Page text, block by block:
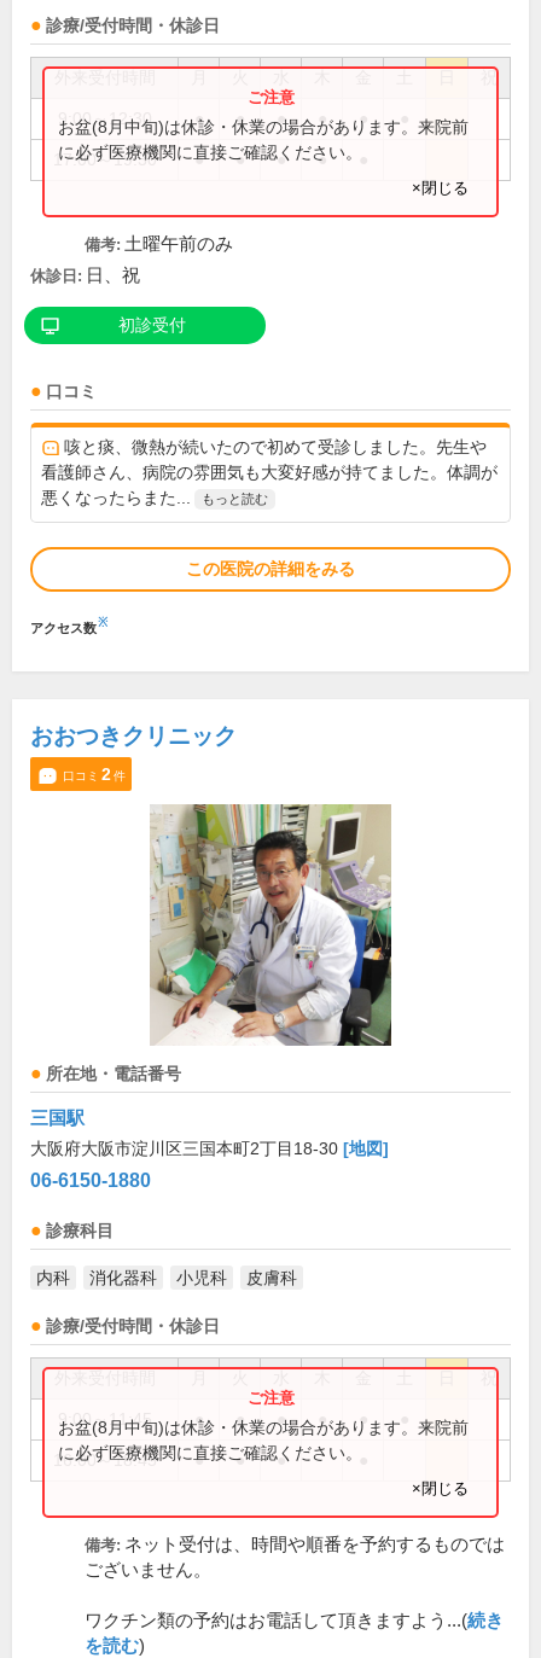
診療/受付時間・休診日
祝
9:00～12:30 ● ● ● ● ●
17:00～19:30 ● ● ● ●
お盆(8月中旬)は休診・休業の場合があります。来院前
に必ず医療機関に直接ご確認ください。
×閉じる
備考: 土曜午前のみ
休診日: 日、祝
初診受付
口コミ
咳と痰、微熱が続いたので初めて受診しました。先生や
看護師さん、病院の雰囲気も大変好感が持てました。体調が
悪くなったらまた...
もっと読む
この医院の詳細をみる
アクセス数※
おおつきクリニック
口コミ 2件
所在地・電話番号
三国駅
大阪府大阪市淀川区三国本町2丁目18-30 [地図]
06-6150-1880
診療科目
内科 消化器科 小児科 皮膚科
診療/受付時間・休診日
祝
9:00～11:45 ● ● ● ● ●
16:00～18:45 ● ● ●
お盆(8月中旬)は休診・休業の場合があります。来院前
に必ず医療機関に直接ご確認ください。
×閉じる
備考: ネット受付は、時間や順番を予約するものでは
ございません。
ワクチン類の予約はお電話して頂きますよう...(続き
を読む)